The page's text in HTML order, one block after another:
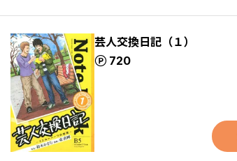
芸人交換日記（１）
720
ポイント